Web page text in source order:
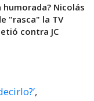
Nicolás
"rasca" la TV
contra JC
,